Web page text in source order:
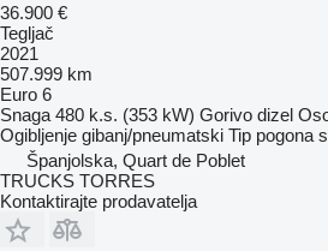
36.900 €
Tegljač
2021
507.999 km
Euro 6
Snaga 480 k.s. (353 kW) Gorivo dizel
Ogibljenje gibanj/pneumatski Tip pogona
Španjolska, Quart de Poblet
TRUCKS TORRES
Kontaktirajte prodavatelja